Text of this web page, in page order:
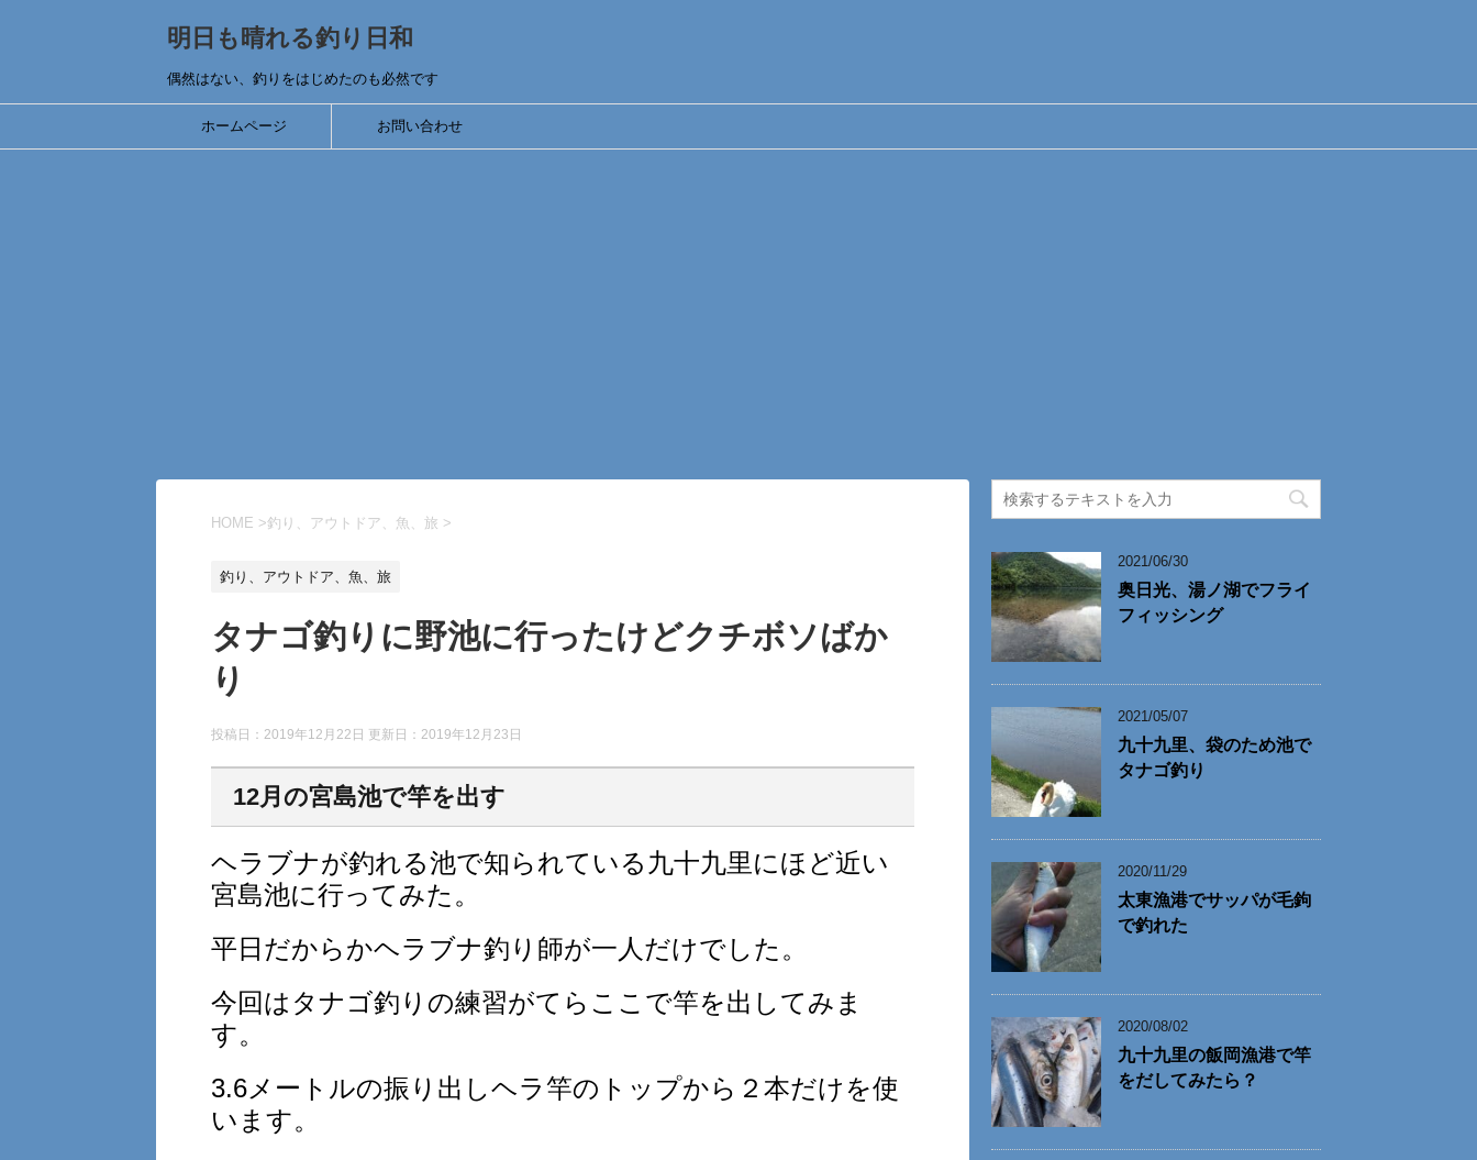
明日も晴れる釣り日和
偶然はない、釣りをはじめたのも必然です
ホームページ お問い合わせ
HOME >釣り、アウトドア、魚、旅 >
釣り、アウトドア、魚、旅
タナゴ釣りに野池に行ったけどクチボソばか
り
投稿日：2019年12月22日 更新日： 2019年12月23日
12月の宮島池で竿を出す
ヘラブナが釣れる池で知られている九十九里にほど近い
宮島池に行ってみた。
平日だからかヘラブナ釣り師が一人だけでした。
今回はタナゴ釣りの練習がてらここで竿を出してみま
す。
3.6メートルの振り出しヘラ竿のトップから２本だけを使
います。
2021/06/30
奥日光、湯ノ湖でフライ
フィッシング
2021/05/07
九十九里、袋のため池で
タナゴ釣り
2020/11/29
太東漁港でサッパが毛鉤
で釣れた
2020/08/02
九十九里の飯岡漁港で竿
をだしてみたら？